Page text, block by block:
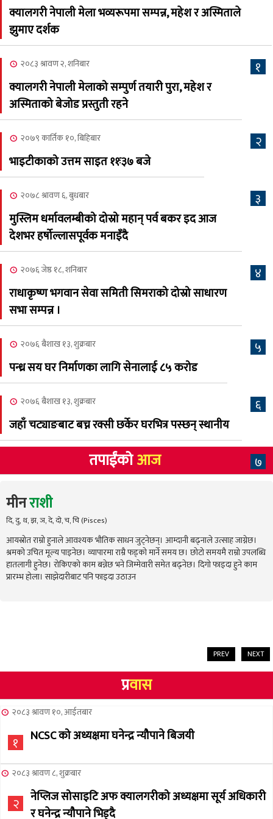
नेप्लिज सोसाइटि अफ
२०८३ श्रावण ६, बुधबार
कामना खबर पत्रिका
७ क्यालगरी नेपाली मेला
२०८३ श्रावण २, शनिबार
८
क्यालगरी नेपाली मेलाको
अस्मिताको बेजोड प्रस्तुती रहने
क्यालगरी नेपाली मेला भव्यरूपमा सम्पन्न, महेश र अस्मिताले
झुमाए दर्शक
१
२०८३ श्रावण २, शनिबार
क्यालगरी नेपाली मेलाको सम्पुर्ण तयारी पुरा, महेश र
अस्मिताको बेजोड प्रस्तुती रहने
२
२०७९ कार्तिक १०, बिहिबार
भाइटीकाको उत्तम साइत ११ः३७ बजे
३
२०७८ श्रावण ६, बुधबार
मुस्लिम धर्मावलम्बीको दोस्रो महान् पर्व बकर इद आज
देशभर हर्षोल्लासपूर्वक मनाइँदै
४
२०७६ जेष्ठ १८, शनिबार
राधाकृष्ण भगवान सेवा समिती सिमराको दोस्रो साधारण
सभा सम्पन्न ।
५
२०७६ बैशाख १३, शुक्रबार
पन्ध्र सय घर निर्माणका लागि सेनालाई ८५ करोड
६
२०७६ बैशाख १३, शुक्रबार
जहाँ चट्याङबाट बच्न रक्सी छर्केर घरभित्र पस्छन् स्थानीय
७
तपाईंकोआज
मीनराशी
दि, दु, थ, झ, ञ, दे, दो, च, चि (Pisces)
आयस्रोत राम्रो हुनाले आवश्यक भौतिक साधन जुट्नेछन्। आम्दानी बढ्नाले उत्साह जाग्नेछ।
श्रमको उचित मूल्य पाइनेछ। व्यापारमा राम्रै फड्को मार्ने समय छ। छोटो समयमै राम्रो उपलब्धि
हातलागी हुनेछ। रोकिएको काम बन्नेछ भने जिम्मेवारी समेत बढ्नेछ। दिगो फाइदा हुने काम
प्रारम्भ होला। साझेदारीबाट पनि फाइदा उठाउन
PREV NEXT
प्रवास
२०८३ श्रावण १०, आईतबार
१ NCSC को अध्यक्षमा घनेन्द्र न्यौपाने बिजयी
२०८३ श्रावण ८, शुक्रबार
२
नेप्लिज सोसाइटि अफ क्यालगरीको अध्यक्षमा सूर्य अधिकारी
र घनेन्द्र न्यौपाने भिड्दै